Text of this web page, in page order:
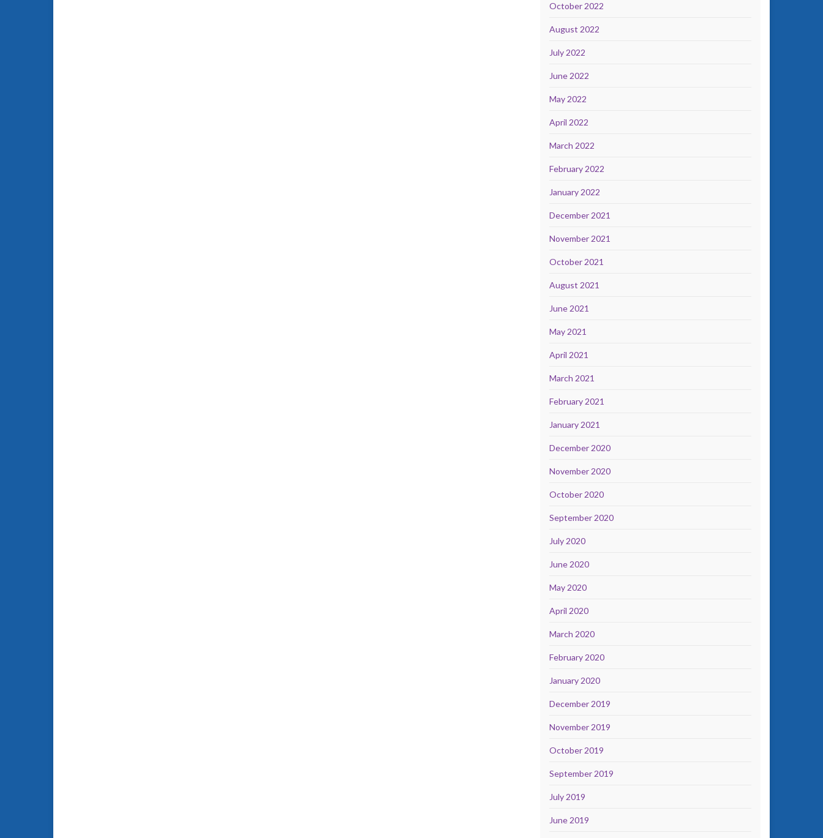
October 2022
August 2022
July 2022
June 2022
May 2022
April 2022
March 2022
February 2022
January 2022
December 2021
November 2021
October 2021
August 2021
June 2021
May 2021
April 2021
March 2021
February 2021
January 2021
December 2020
November 2020
October 2020
September 2020
July 2020
June 2020
May 2020
April 2020
March 2020
February 2020
January 2020
December 2019
November 2019
October 2019
September 2019
July 2019
June 2019